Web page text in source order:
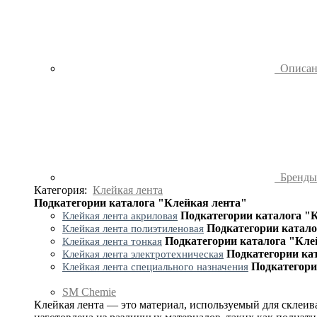
Бренды
Категория: Клейкая лента
Подкатегории каталога "Клейкая лента"
Клейкая лента акриловая Подкатегории каталога
Клейкая лента полиэтиленовая Подкатегории
Клейкая лента тонкая Подкатегории каталога
Клейкая лента электротехническая Подкатегории
Клейкая лента специального назначения
SM Chemie
Клейкая лента — это материал, используемый для